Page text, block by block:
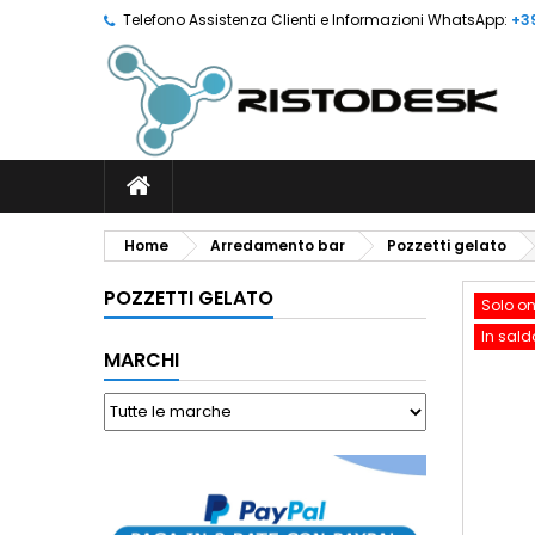
Telefono Assistenza Clienti e Informazioni WhatsApp:
Home Arredamento bar Pozzetti gelato
POZZETTI GELATO
MARCHI
Solo
In